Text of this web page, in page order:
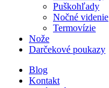
Puškohľady
Nočné videnie
Termovízie
Nože
Darčekové poukazy
Blog
Kontakt